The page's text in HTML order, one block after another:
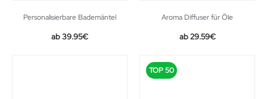
Personalisierbare Bademäntel
39.95€
Aroma Diffuser für Öle
Original
29.59€Current
TOP 50